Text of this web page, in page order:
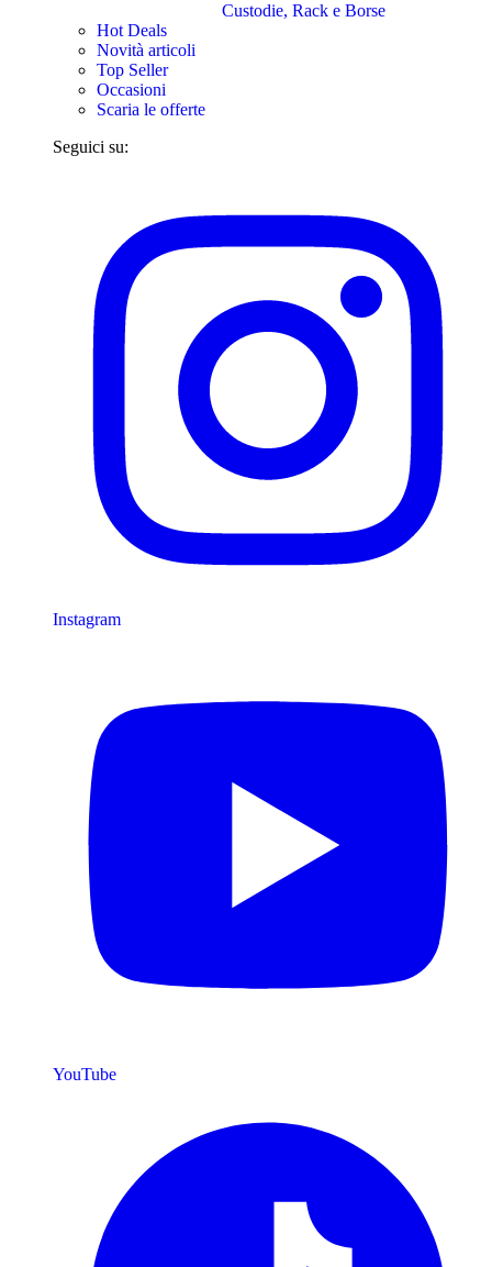
Custodie, Rack e Borse
Hot Deals
Novità articoli
Top Seller
Occasioni
Scaria le offerte
Seguici su:
Instagram
YouTube